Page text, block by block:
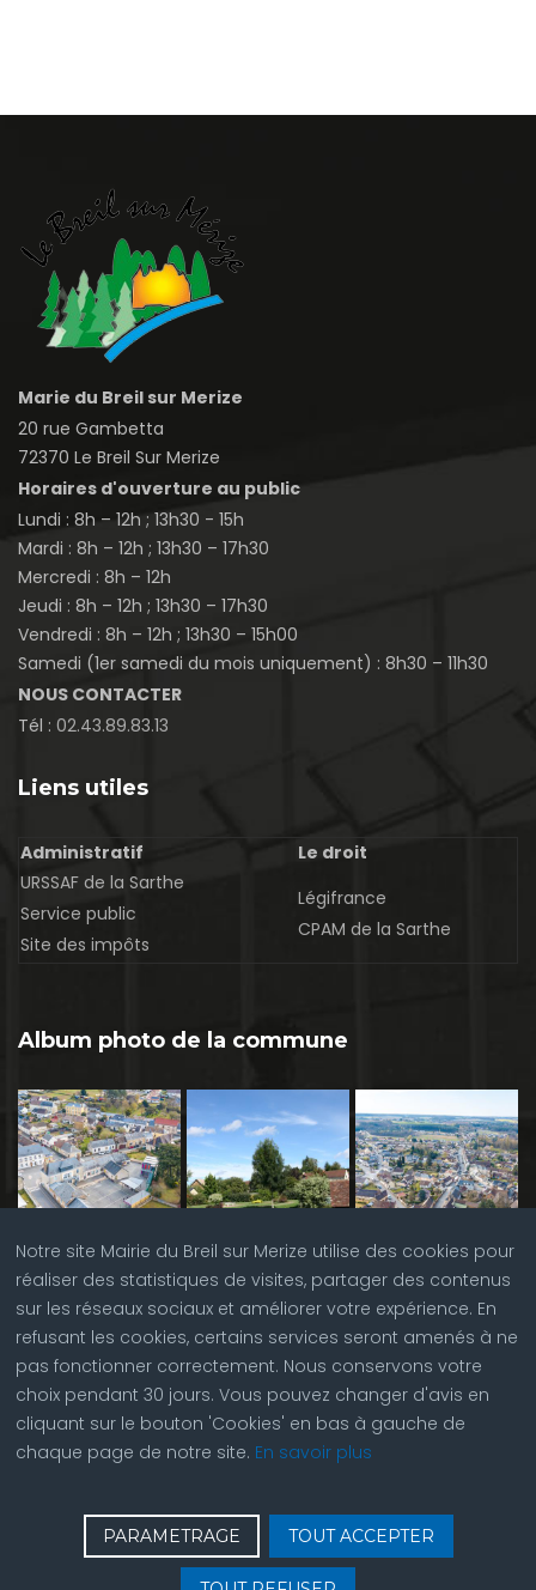
Marie du Breil sur Merize
20 rue Gambetta
72370 Le Breil Sur Merize
Horaires d'ouverture au public
Lundi : 8h – 12h ; 13h30 - 15h
Mardi : 8h – 12h ; 13h30 – 17h30
Mercredi : 8h – 12h
Jeudi : 8h – 12h ; 13h30 – 17h30
Vendredi : 8h – 12h ; 13h30 – 15h00
Samedi (1er samedi du mois uniquement) : 8h30 – 11h30
NOUS CONTACTER
Tél : 02.43.89.83.13
Notre site Mairie du Breil sur Merize utilise des cookies pour
réaliser des statistiques de visites, partager des contenus
sur les réseaux sociaux et améliorer votre expérience. En
refusant les cookies, certains services seront amenés à ne
pas fonctionner correctement. Nous conservons votre
choix pendant 30 jours. Vous pouvez changer d'avis en
cliquant sur le bouton 'Cookies' en bas à gauche de
chaque page de notre site. En savoir plus
PARAMETRAGE TOUT ACCEPTER
Liens utiles
Administratif
Le droit
URSSAF de la Sarthe
Service public
Site des impôts
Légifrance
CPAM de la Sarthe
Album photo de la commune
Contactez nous | © Copyright 2023 |Plan du site|
Réalisation du site parABC Site Web| Seconnecter| Accès